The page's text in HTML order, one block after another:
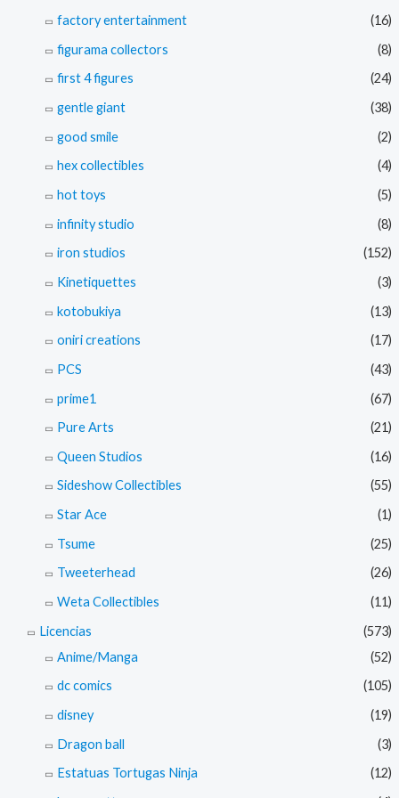
factory entertainment
(16)
figurama collectors
(8)
first 4 figures
(24)
gentle giant
(38)
good smile
(2)
hex collectibles
(4)
hot toys
(5)
infinity studio
(8)
iron studios
(152)
Kinetiquettes
(3)
kotobukiya
(13)
oniri creations
(17)
PCS
(43)
prime1
(67)
Pure Arts
(21)
Queen Studios
(16)
Sideshow Collectibles
(55)
Star Ace
(1)
Tsume
(25)
Tweeterhead
(26)
Weta Collectibles
(11)
Licencias
(573)
Anime/Manga
(52)
dc comics
(105)
disney
(19)
Dragon ball
(3)
Estatuas Tortugas Ninja
(12)